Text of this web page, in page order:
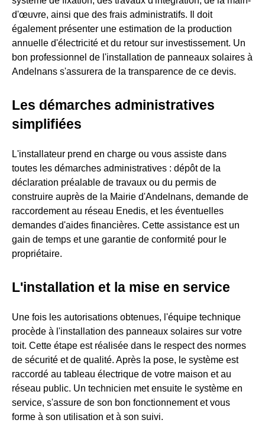
d'œuvre, ainsi que des frais administratifs. Il doit
également présenter une estimation de la production
annuelle d'électricité et du retour sur investissement. Un
bon professionnel de l'installation de panneaux solaires à
Andelnans s'assurera de la transparence de ce devis.
Les démarches administratives
simplifiées
L'installateur prend en charge ou vous assiste dans
toutes les démarches administratives : dépôt de la
déclaration préalable de travaux ou du permis de
construire auprès de la Mairie d'Andelnans, demande de
raccordement au réseau Enedis, et les éventuelles
demandes d'aides financières. Cette assistance est un
gain de temps et une garantie de conformité pour le
propriétaire.
L'installation et la mise en service
Une fois les autorisations obtenues, l'équipe technique
procède à l'installation des panneaux solaires sur votre
toit. Cette étape est réalisée dans le respect des normes
de sécurité et de qualité. Après la pose, le système est
raccordé au tableau électrique de votre maison et au
réseau public. Un technicien met ensuite le système en
service, s'assure de son bon fonctionnement et vous
forme à son utilisation et à son suivi.